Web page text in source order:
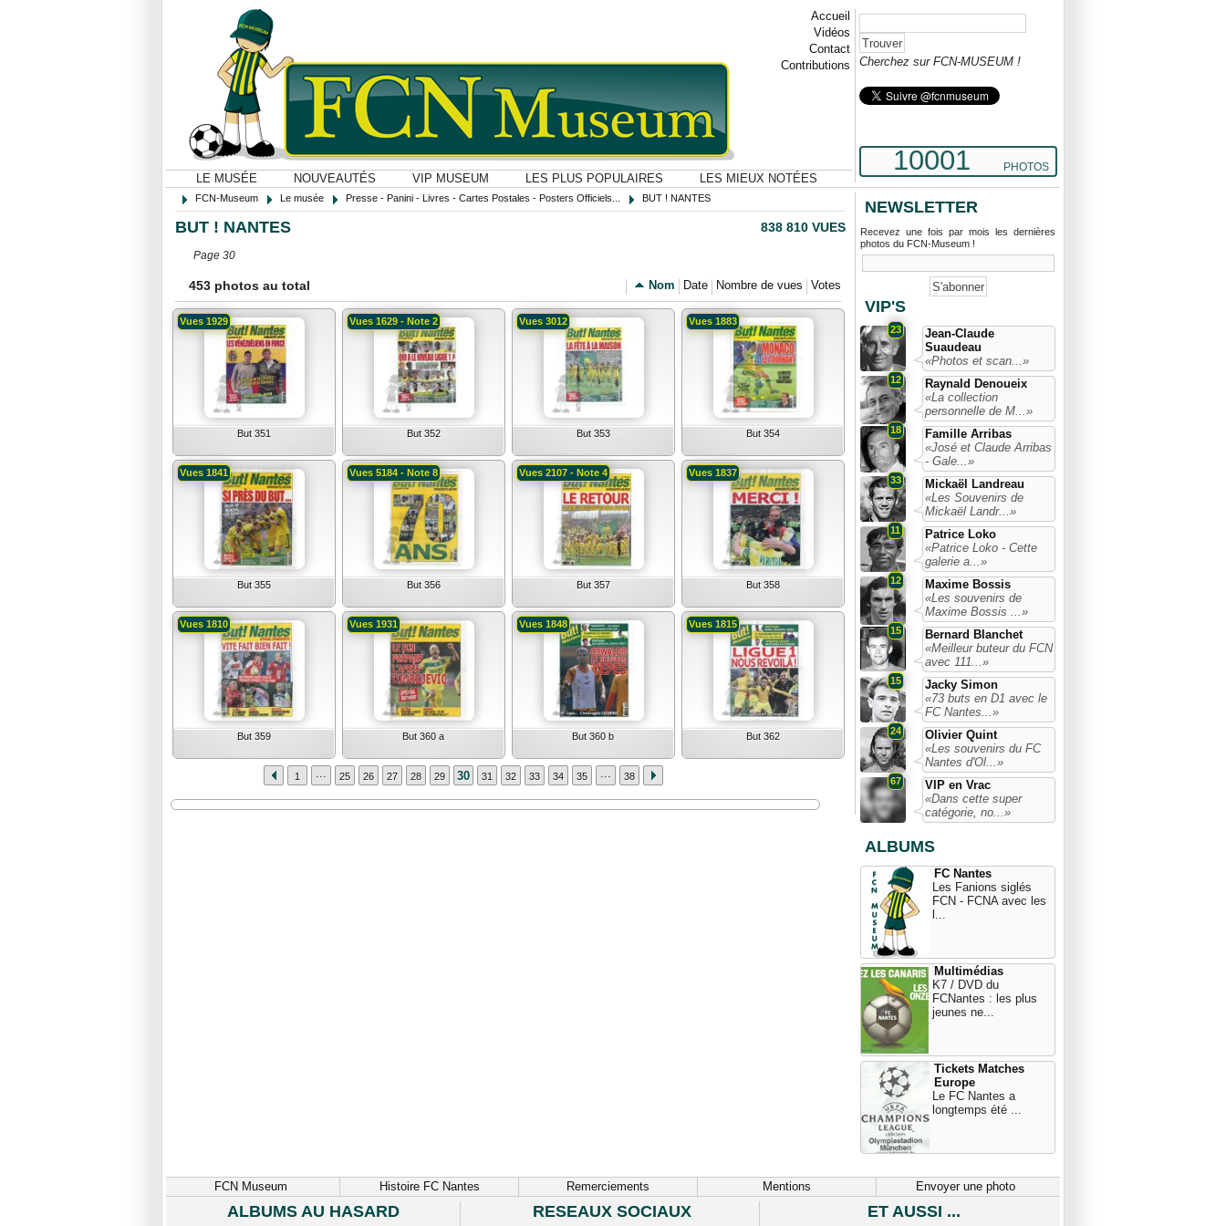
Accueil
Vidéos
Contact
Contributions
LE MUSÉE NOUVEAUTÉS VIP MUSEUM LES PLUS POPULAIRES LES MIEUX NOTÉES
Cherchez sur FCN-MUSEUM !
10001 PHOTOS
FCN-Museum Le musée Presse - Panini - Livres - Cartes Postales - Posters Officiels... BUT ! NANTES
BUT ! NANTES 838 810 VUES
Page 30
453 photos au total Votes
Nombre de vues
Date
Nom
But 351
Vues 1929
But 352
Vues 1629 - Note 2
But 353
Vues 3012
But 354
Vues 1883
But 355
Vues 1841
But 356
Vues 5184 - Note 8
But 357
Vues 2107 - Note 4
But 358
Vues 1837
But 359
Vues 1810
But 360 a
Vues 1931
But 360 b
Vues 1848
But 362
Vues 1815
1 ... 25 26 27 28 29 30 31 32 33 34 35 ... 38
NEWSLETTER
Recevez une fois par mois les dernières
photos du FCN-Museum !
VIP'S
23
Jean-Claude
Suaudeau
«Photos et scan...»
12
Raynald Denoueix
«La collection
personnelle de M...»
18
Famille Arribas
«José et Claude Arribas
- Gale...»
33
Mickaël Landreau
«Les Souvenirs de
Mickaël Landr...»
11
Patrice Loko
«Patrice Loko - Cette
galerie a...»
12
Maxime Bossis
«Les souvenirs de
Maxime Bossis ...»
15
Bernard Blanchet
«Meilleur buteur du FCN
avec 111...»
15
Jacky Simon
«73 buts en D1 avec le
FC Nantes...»
24
Olivier Quint
«Les souvenirs du FC
Nantes d'Ol...»
67
VIP en Vrac
«Dans cette super
catégorie, no...»
ALBUMS
FC Nantes
Les Fanions siglés
FCN - FCNA avec les
l...
Multimédias
K7 / DVD du
FCNantes : les plus
jeunes ne...
Tickets Matches
Europe
Le FC Nantes a
longtemps été ...
FCN Museum Histoire FC Nantes Remerciements Mentions Envoyer une photo
ALBUMS AU HASARD RESEAUX SOCIAUX ET AUSSI ...